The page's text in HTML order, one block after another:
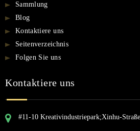
Sammlung
Blog
Kontaktiere uns
Seitenverzeichnis
Folgen Sie uns
Kontaktiere uns
#11-10 Kreativindustriepark;Xinhu-